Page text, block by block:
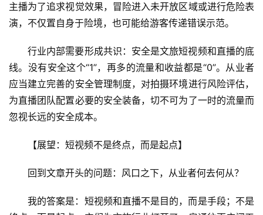
问
区
主播为了追求视觉效果，冒险进入未开放区域或进行危险表
演，不仅置自身于险境，也可能给游客传递错误示范。
行业内部需要形成共识：安全是文旅短视频和直播的底
线。没有安全这个“1”，再多的流量和收益都是“0”。从业者
应当建立完善的安全管理制度，对拍摄环境进行风险评估，
为直播团队配置必要的安全装备，切不可为了一时的流量而
忽视长远的安全成本。
【展望：短视频不是终点，而是起点】
回到文章开头的问题：风口之下，从业者何去何从？
我的答案是：短视频和直播不是目的，而是手段；不是